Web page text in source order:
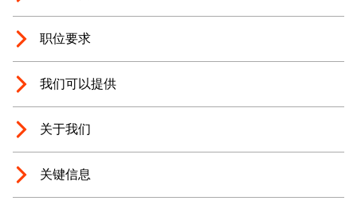
职位要求
我们可以提供
关于我们
关键信息